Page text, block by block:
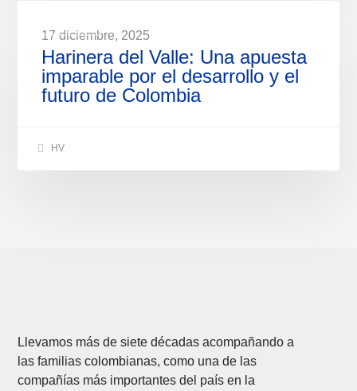
17 diciembre, 2025
Harinera del Valle: Una apuesta
imparable por el desarrollo y el
futuro de Colombia
HV
Llevamos más de siete décadas acompañando a
las familias colombianas, como una de las
compañías más importantes del país en la